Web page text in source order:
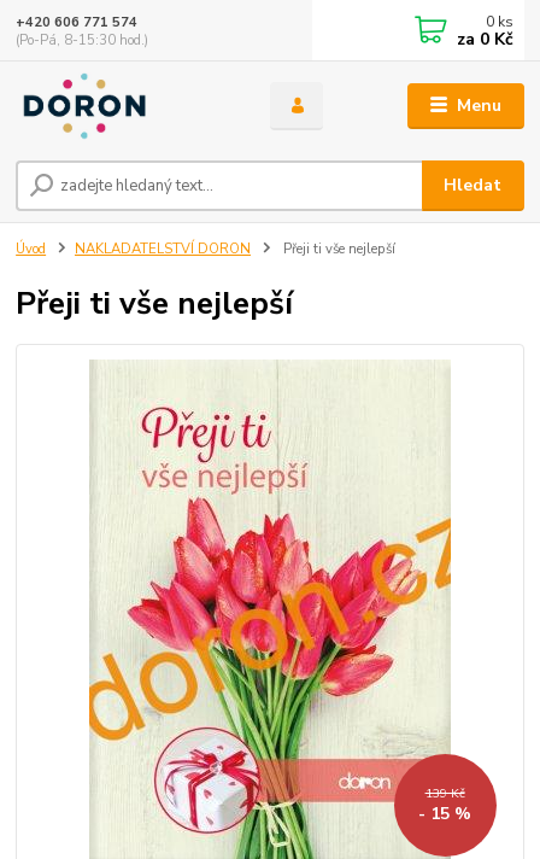
Menu
Hledat
+420 606 771 574
(Po-Pá, 8-15:30 hod.)
0 ks
za 0 Kč
Úvod NAKLADATELSTVÍ DORON Přeji ti vše nejlepší
Přeji ti vše nejlepší
139 Kč
- 15 %